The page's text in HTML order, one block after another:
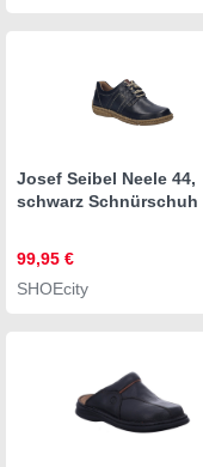
Josef Seibel Neele 44,
schwarz Schnürschuh
99,95 €
SHOEcity